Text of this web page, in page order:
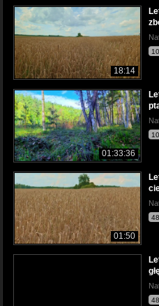
18:14
01:33:36
01:50